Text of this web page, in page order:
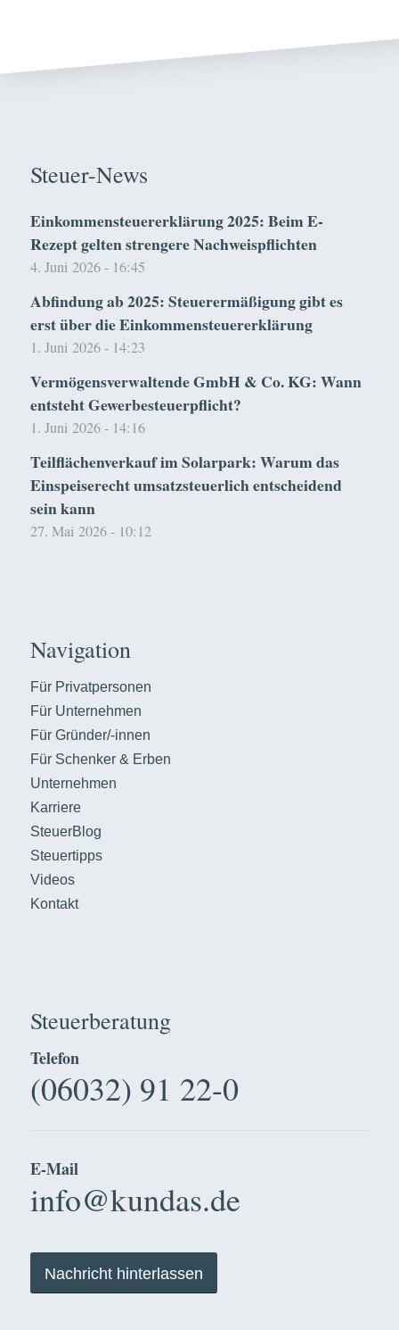
Steuer-News
Einkommensteuererklärung 2025: Beim E-
Rezept gelten strengere Nachweispflichten
4. Juni 2026 - 16:45
Abfindung ab 2025: Steuerermäßigung gibt es
erst über die Einkommensteuererklärung
1. Juni 2026 - 14:23
Vermögensverwaltende GmbH & Co. KG: Wann
entsteht Gewerbesteuerpflicht?
1. Juni 2026 - 14:16
Teilflächenverkauf im Solarpark: Warum das
Einspeiserecht umsatzsteuerlich entscheidend
sein kann
27. Mai 2026 - 10:12
Navigation
Für Privatpersonen
Für Unternehmen
Für Gründer/-innen
Für Schenker & Erben
Unternehmen
Karriere
SteuerBlog
Steuertipps
Videos
Kontakt
Steuerberatung
Telefon
(06032) 91 22-0
E-Mail
info@kundas.de
Nachricht hinterlassen